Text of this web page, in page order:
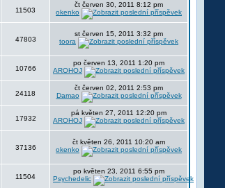
11503
čt červen 30, 2011 8:12 pm
okenko
47803
st červen 15, 2011 3:32 pm
toora
10766
po červen 13, 2011 1:20 pm
AROHOJ
24118
čt červen 02, 2011 2:53 pm
Damao
17932
pá květen 27, 2011 12:20 pm
AROHOJ
37136
čt květen 26, 2011 10:20 am
okenko
11504
po květen 23, 2011 6:55 pm
Psychedelic